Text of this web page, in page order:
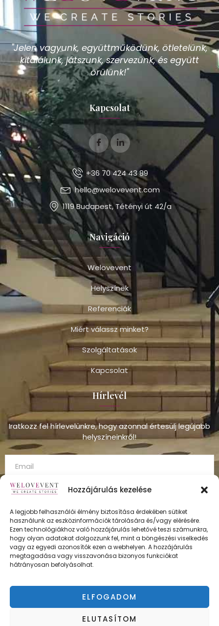
Hozzájárulás kezelése
A legjobb felhasználói élmény biztosítása érdekében sütiket
használunk az eszközinformációk tárolására és/vagy elérésére.
Ezen technológiákhoz való hozzájárulás lehetővé teszi számunkra,
hogy olyan adatokat dolgozzunk fel, mint a böngészési viselkedés
vagy az egyedi azonosítók ezen a webhelyen. A hozzájárulás
megtagadása vagy visszavonása bizonyos funkciókat
hátrányosan befolyásolhat.
ELFOGADOM
ELUTASÍTOM
"Jelen vagyunk, együttműködünk, ötletelünk,
kitalálunk, játszunk, szervezünk, és együtt
örülünk!"
Kapcsolat
+36 70 424 43 89
hello@welovevent.com
1119 Budapest, Tétényi út 42/a
Navigáció
Welovevent
Helyszínek
Referenciák
Miért válassz minket?
Szolgáltatások
Kapcsolat
Hírlevél
Iratkozz fel hírlevelünkre, hogy azonnal értesülj legújabb
helyszíneinkről!
FELÍRATKOZÁS
Adatvédelmi irányelvek
Impresszum